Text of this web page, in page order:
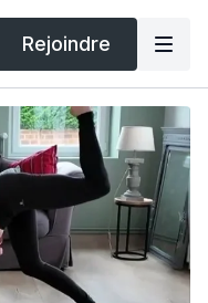
Rejoindre